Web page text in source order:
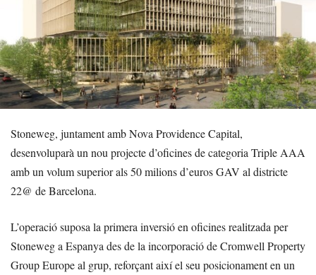
Stoneweg, juntament amb Nova Providence Capital,
desenvoluparà un nou projecte d’oficines de categoria Triple AAA
amb un volum superior als 50 milions d’euros GAV al districte
22@ de Barcelona.
L’operació suposa la primera inversió en oficines realitzada per
Stoneweg a Espanya des de la incorporació de Cromwell Property
Group Europe al grup, reforçant així el seu posicionament en un